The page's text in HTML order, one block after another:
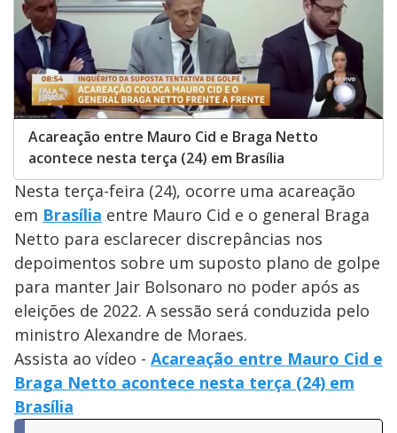
Acareação entre Mauro Cid e Braga Netto
acontece nesta terça (24) em Brasília
Nesta terça-feira (24), ocorre uma acareação
em Brasília entre Mauro Cid e o general Braga
Netto para esclarecer discrepâncias nos
depoimentos sobre um suposto plano de golpe
para manter Jair Bolsonaro no poder após as
eleições de 2022. A sessão será conduzida pelo
ministro Alexandre de Moraes.
Assista ao vídeo - Acareação entre Mauro Cid e
Braga Netto acontece nesta terça (24) em
Brasília